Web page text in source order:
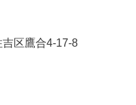
区鷹合4-17-8